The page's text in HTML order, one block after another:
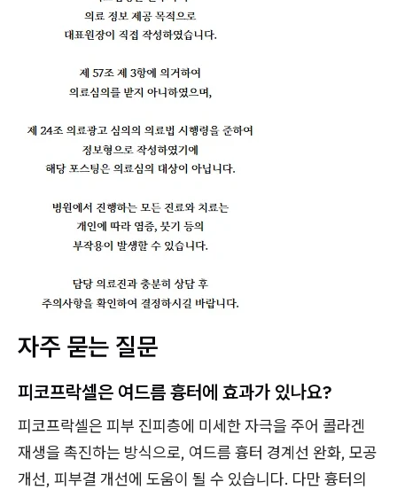
자주 묻는 질문
피코프락셀은 여드름 흉터에 효과가 있나요?
피코프락셀은 피부 진피층에 미세한 자극을 주어 콜라겐
재생을 촉진하는 방식으로, 여드름 흉터 경계선 완화, 모공
개선, 피부결 개선에 도움이 될 수 있습니다. 다만 흉터의